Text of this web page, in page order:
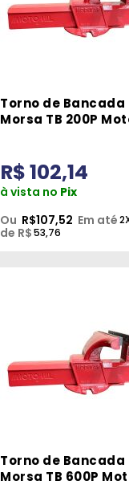
Torno de Bancada
Morsa TB 200P
R$ 102,14
à vista no Pix
Ou R$107,52 Em até
de R$53,76
Torno de Bancada
Morsa TB 600P